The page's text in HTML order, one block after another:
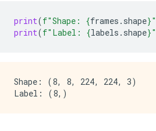
print(f"Shape: {frames . shape}"
print(f"Label: {labels . shape}"
Shape: (8, 8, 224, 224, 3)